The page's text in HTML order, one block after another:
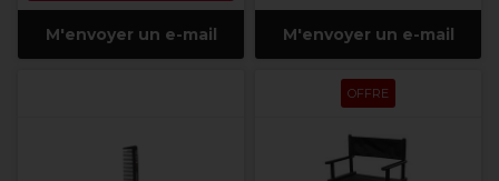
M'envoyer un e-mail M'envoyer un e-mail
OFFRE